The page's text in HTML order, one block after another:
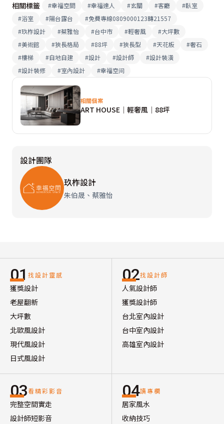
相關標籤
#幸福空間 #幸福達人 #玄關 #客廳 #臥室
#浴室 #陽台露台 #免費專線0809000123轉21557
#玖柞設計 #蔡雅怡 #台中市 #輕奢風 #大坪數
#美術館 #狹長格局 #88坪 #狹長型 #天花板 #奢石
#樓梯 #自地自建 #設計 #設計師 #設計裝潢
#設計裝修 #室內設計 #幸福空间
相關個案
ART HOUSE│輕奢風│88坪
設計團隊
玖柞設計
朱伯晟、蔡雅怡
01 找設計靈感
獲獎設計
老屋翻新
大坪數
北歐風設計
現代風設計
日式風設計
02找設計師
人氣設計師
獲獎設計師
台北室內設計
台中室內設計
高雄室內設計
03看精彩影音
完整空間實走
設計師短影音
04讀專欄
居家風水
收納技巧